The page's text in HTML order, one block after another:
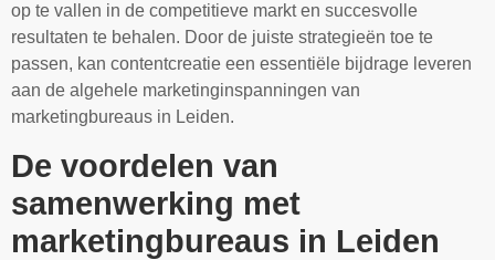
op te vallen in de competitieve markt en succesvolle
resultaten te behalen. Door de juiste strategieën toe te
passen, kan contentcreatie een essentiële bijdrage leveren
aan de algehele marketinginspanningen van
marketingbureaus in Leiden.
De voordelen van
samenwerking met
marketingbureaus in Leiden